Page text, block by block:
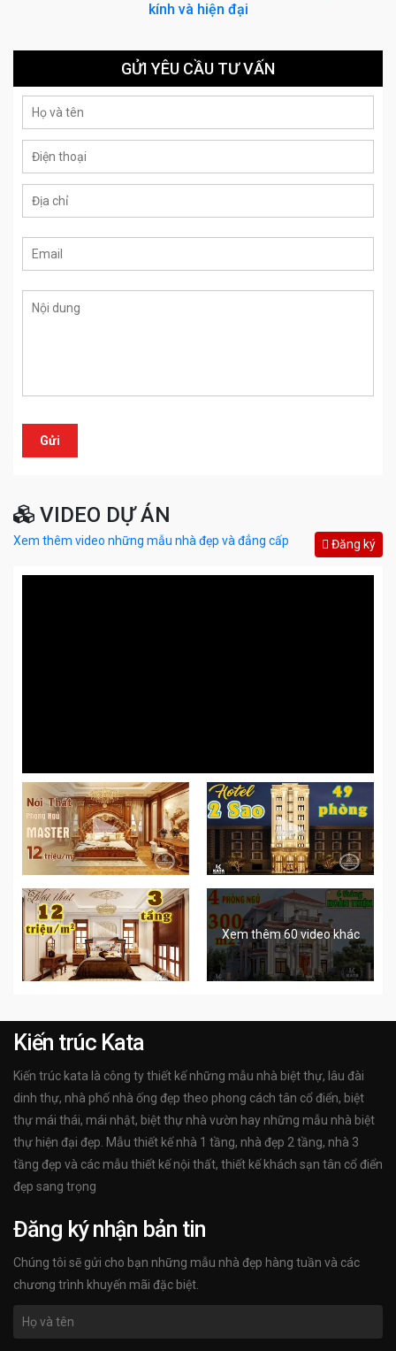
kính và hiện đại
GỬI YÊU CẦU TƯ VẤN
VIDEO DỰ ÁN
Xem thêm video những mẫu nhà đẹp và đẳng cấp Đăng ký
Xem thêm 60 video khác
Kiến trúc Kata
Kiến trúc kata là công ty thiết kế những mẫu nhà biệt thự, lâu đài
dinh thự, nhà phố nhà ống đẹp theo phong cách tân cổ điển, biệt
thự mái thái, mái nhật, biệt thự nhà vườn hay những mẫu nhà biệt
thự hiện đại đẹp. Mẫu thiết kế nhà 1 tầng, nhà đẹp 2 tầng, nhà 3
tầng đẹp và các mẫu thiết kế nội thất, thiết kế khách sạn tân cổ điển
đẹp sang trọng
Đăng ký nhận bản tin
Chúng tôi sẽ gửi cho bạn những mẫu nhà đẹp hàng tuần và các
chương trình khuyến mãi đặc biệt.